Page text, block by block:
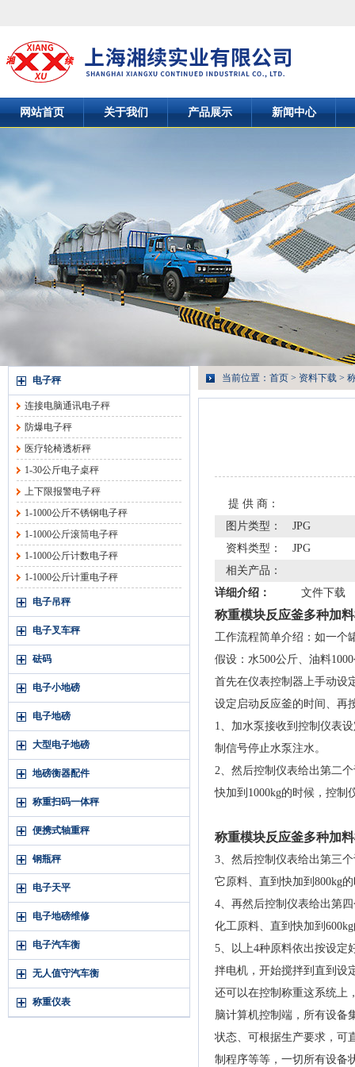
网站首页 关于我们 产品展示 新闻中心
电子秤
连接电脑通讯电子秤
防爆电子秤
医疗轮椅透析秤
1-30公斤电子桌秤
上下限报警电子秤
1-1000公斤不锈钢电子秤
1-1000公斤滚筒电子秤
1-1000公斤计数电子秤
1-1000公斤计重电子秤
电子吊秤
电子叉车秤
砝码
电子小地磅
电子地磅
大型电子地磅
地磅衡器配件
称重扫码一体秤
便携式轴重秤
钢瓶秤
电子天平
电子地磅维修
电子汽车衡
无人值守汽车衡
称重仪表
当前位置： 首页 > 资料下载 >
提 供 商：
图片类型：
JPG
资料类型：
JPG
相关产品：
详细介绍：
文件下载
称重模块反应釜多种加
工作流程简单介绍：如一个
假设：水500公斤、油料
首先在仪表控制器上手动设
设定启动反应釜的时间、再
1、加水泵接收到控制仪表
制信号停止水泵注水。
2、然后控制仪表给出第二
快加到1000kg的时候，控制
称重模块反应釜多种加
3、然后控制仪表给出第三
它原料、直到快加到800kg
4、再然后控制仪表给出第
化工原料、直到快加到
5、以上4种原料依出按设定
拌电机，开始搅拌到直到设
还可以在控制称重这系统上
脑计算机控制端，所有设备
状态、可根据生产要求，可
制程序等等，一切所有设备